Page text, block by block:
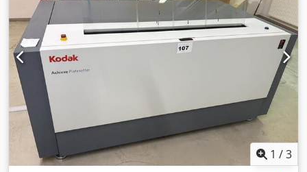
Dsdpfx Akew T Sfks Ueck Mulighed for inline-drift;
systemet kan også belægges manuelt. Velegnet til rammer
med en tykkelse på op til 60 mm.
1 /3